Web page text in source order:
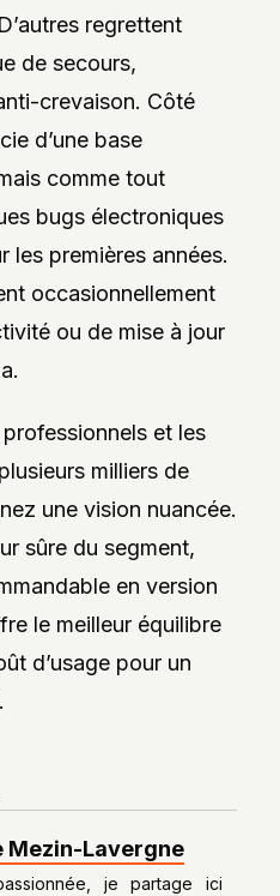
regrettent
de secours,
crevaison. Côté
d’une base
comme tout
bugs électroniques
les premières années.
occasionnellement
ou de mise à jour
et les
milliers de
une vision nuancée.
sûre du segment,
en version
le meilleur équilibre
d’usage pour un
Mezin-Lavergne
je partage ici